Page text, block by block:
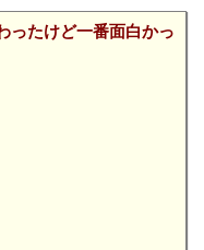
ったけど一番面白かっ